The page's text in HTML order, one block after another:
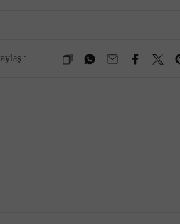
: